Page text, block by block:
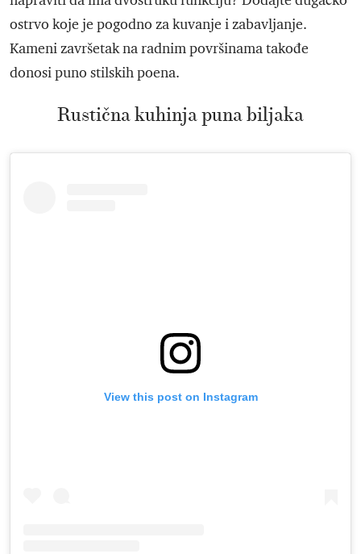
ostrvo koje je pogodno za kuvanje i zabavljanje.
Kameni završetak na radnim površinama takođe
donosi puno stilskih poena.
Rustična kuhinja puna biljaka
View this post on Instagram